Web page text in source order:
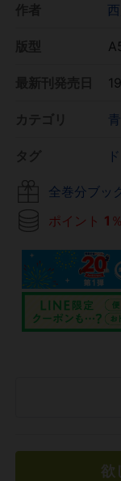
全巻分ブッ
ポイント 1 ％
欲